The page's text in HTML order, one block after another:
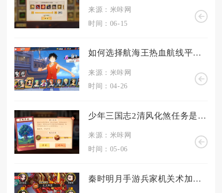
来源：米咔网
时间：06-15
如何选择航海王热血航线平民角色的搭配策略
来源：米咔网
时间：04-26
少年三国志2清风化煞任务是否有副本或特殊场景
来源：米咔网
时间：05-06
秦时明月手游兵家机关术加点有什么要注意的地方